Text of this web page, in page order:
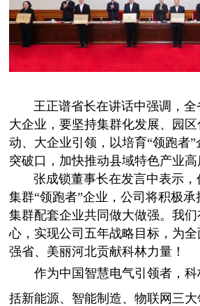
王正谱省长在讲话中强调，全
大企业，要坚持集群化发展、园
动、大企业引领，以培育“领跑者
突破口，加快推动县域特色产业高
张成锁董事长在发言中表示，
集群“领跑者”企业，公司将积极
集群配套企业共同做大做强。我
心，实现公司五年战略目标，为
强省、美丽河北贡献科林力量！
作为中国智慧电气引领者，
括新能源、智能制造、物联网三